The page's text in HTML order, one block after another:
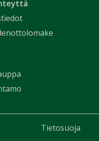
Tietosuoja